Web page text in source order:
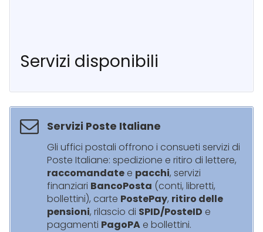
Servizi disponibili
Servizi Poste Italiane
Gli uffici postali offrono i consueti servizi di
Poste Italiane: spedizione e ritiro di lettere,
raccomandate e pacchi, servizi
finanziari BancoPosta (conti, libretti,
bollettini), carte PostePay, ritiro delle
pensioni, rilascio di SPID/PosteID e
pagamenti PagoPA e bollettini.